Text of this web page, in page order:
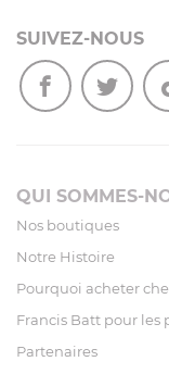
SUIVEZ-NOUS
QUI SOMMES-
Nos boutiques
Notre Histoire
Pourquoi acheter
Francis Batt pour les
Partenaires